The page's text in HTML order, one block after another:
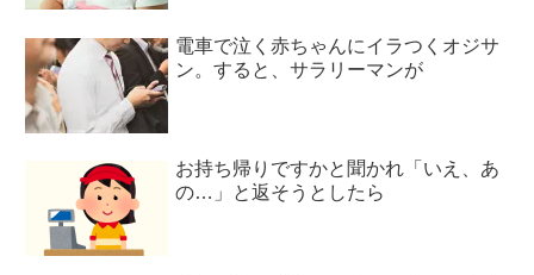
電車で泣く赤ちゃんにイラつくオジサ
ン。すると、サラリーマンが
お持ち帰りですかと聞かれ「いえ、あ
の…」と返そうとしたら